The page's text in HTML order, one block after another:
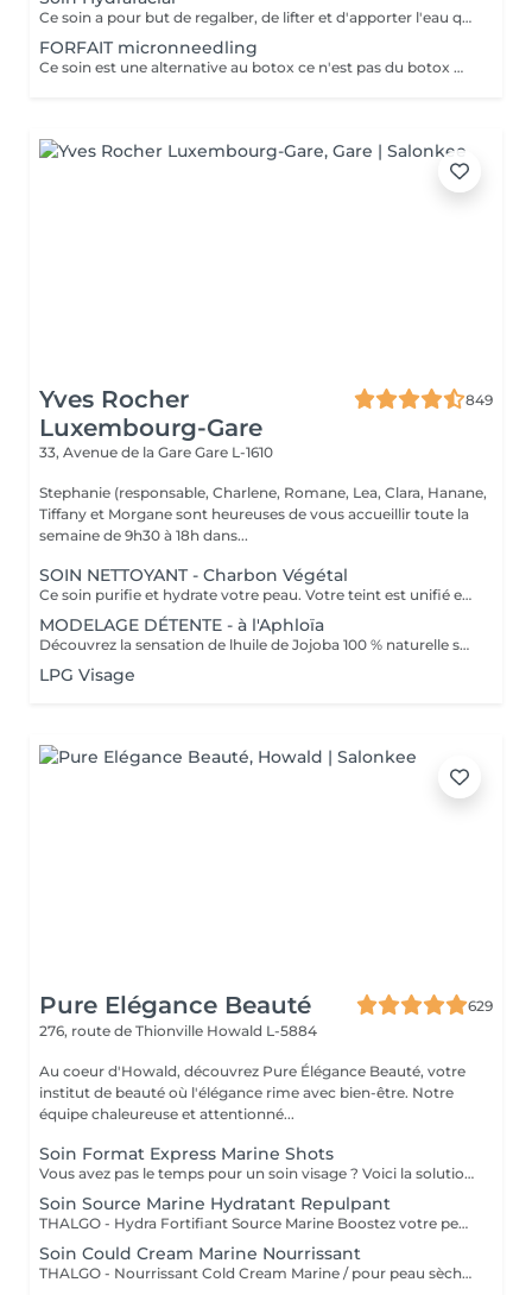
Ce soin a pour but de regalber, de lifter et d'apporter l'eau que la peau a besoin ! Chez nous, Ce soin est combiné avec la dermabrasion pour avoir de vrais résultats ! Il dure 1h30 N'hésitez pas à nous demander conseil à l'institut nous sommes à votre disposition :)
FORFAIT micronneedling
Ce soin est une alternative au botox ce n'est pas du botox mais les résultats sont incroyable votre peau est véritablement lissée ! un substrat de la toxine botulique. Agissant sur la contraction des muscles du visage, c'est une alternative connue au BOTOX
Yves Rocher
Luxembourg-Gare
849
33, Avenue de la Gare Gare L-1610
Stephanie (responsable, Charlene, Romane, Lea, Clara, Hanane,
Tiffany et Morgane sont heureuses de vous accueillir toute la
semaine de 9h30 à 18h dans...
SOIN NETTOYANT - Charbon Végétal
Ce soin purifie et hydrate votre peau. Votre teint est unifié et lumineux, grâce à l' alliance du Charbon Végétal et de l'édulis
MODELAGE DÉTENTE - à l'Aphloïa
Découvrez la sensation de lhuile de Jojoba 100 % naturelle sur votre peau. Nourrie, votre peau retrouve tout son confort. Libéré de ses tensions grâce aux mains habiles de notre esthéticienne, votre visage est détendu. Bénéfices : Nourrie, votre peau retrouve tout son confort.
LPG Visage
Pure Elégance Beauté
629
276, route de Thionville Howald L-5884
Au coeur d'Howald, découvrez Pure Élégance Beauté, votre
institut de beauté où l'élégance rime avec bien-être. Notre
équipe chaleureuse et attentionné...
Soin Format Express Marine Shots
Vous avez pas le temps pour un soin visage ? Voici la solution un soin express de 30 minutes.
Soin Source Marine Hydratant Repulpant
THALGO - Hydra Fortifiant Source Marine Boostez votre peau avec la technologie du masque LED : un soin haute performance qui stimule , traite et illumine votre teint dès la première séance
Soin Could Cream Marine Nourrissant
THALGO - Nourrissant Cold Cream Marine / pour peau sèche Boostez votre peau avec la technologie du masque LED : un soin haute performance qui stimule , traite et illumine votre teint dès la première séance